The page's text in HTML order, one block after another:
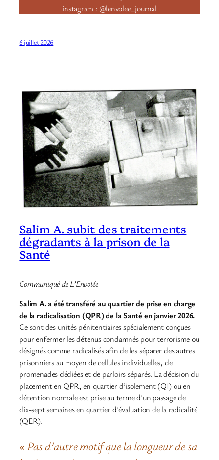
instagram : @lenvolee_journal
6 juillet 2026
Salim A. subit des traitements
dégradants à la prison de la
Santé
Communiqué de L’Envolée
Salim A. a été transféré au quartier de prise en charge
de la radicalisation (QPR) de la Santé en janvier 2026.
Ce sont des unités pénitentiaires spécialement conçues
pour enfermer les détenus condamnés pour terrorisme ou
désignés comme radicalisés afin de les séparer des autres
prisonniers au moyen de cellules individuelles, de
promenades dédiées et de parloirs séparés. La décision du
placement en QPR, en quartier d’isolement (QI) ou en
détention normale est prise au terme d’un passage de
dix-sept semaines en quartier d’évaluation de la radicalité
(QER).
« Pas d’autre motif que la longueur de sa